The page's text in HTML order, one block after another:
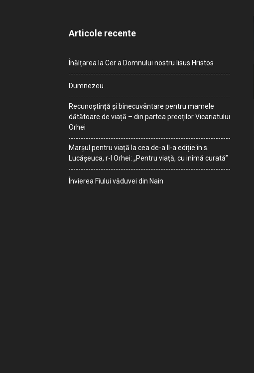
Articole recente
Înălțarea la Cer a Domnului nostru Iisus Hristos
Dumnezeu…
Recunoștință și binecuvântare pentru mamele
dătătoare de viață – din partea preoților Vicariatului
Orhei
Marșul pentru viață la cea de-a II-a ediție în s.
Lucășeuca, r-l Orhei: „Pentru viață, cu inimă curată”
Învierea Fiului văduvei din Nain